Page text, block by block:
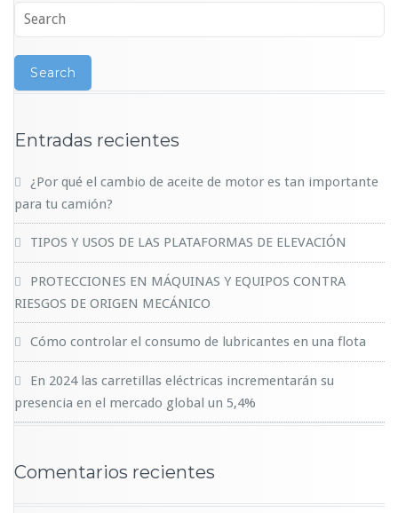
Entradas recientes
¿Por qué el cambio de aceite de motor es tan importante
para tu camión?
TIPOS Y USOS DE LAS PLATAFORMAS DE ELEVACIÓN
PROTECCIONES EN MÁQUINAS Y EQUIPOS CONTRA
RIESGOS DE ORIGEN MECÁNICO
Cómo controlar el consumo de lubricantes en una flota
En 2024 las carretillas eléctricas incrementarán su
presencia en el mercado global un 5,4%
Comentarios recientes